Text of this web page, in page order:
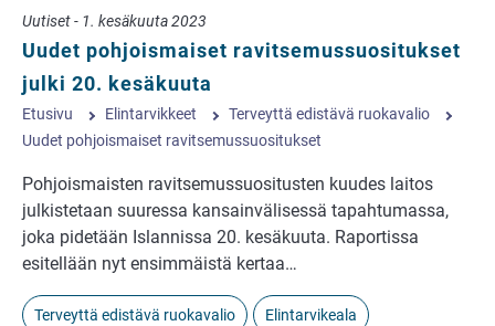
Uutiset - 1. kesäkuuta 2023
Uudet pohjoismaiset ravitsemussuositukset
julki 20. kesäkuuta
Etusivu Elintarvikkeet
Terveyttä edistävä ruokavalio
Uudet pohjoismaiset ravitsemussuositukset
Pohjoismaisten ravitsemussuositusten kuudes laitos
julkistetaan suuressa kansainvälisessä tapahtumassa,
joka pidetään Islannissa 20. kesäkuuta. Raportissa
esitellään nyt ensimmäistä kertaa…
Terveyttä edistävä ruokavalio Elintarvikeala